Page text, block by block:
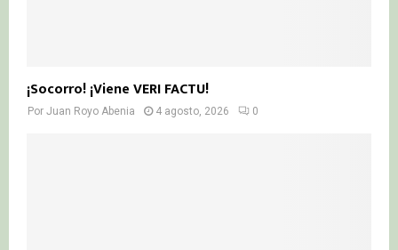
¡Socorro! ¡Viene VERI FACTU!
Por Juan Royo Abenia 4 agosto, 2026 0